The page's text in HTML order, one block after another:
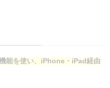
能を使い、iPhone・iPad経由